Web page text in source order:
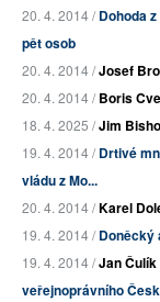
20. 4. 2014 /Dohoda
pět osob
20. 4. 2014 /Josef
20. 4. 2014 /Boris
18. 4. 2025 /Jim
19. 4. 2014 /Drtivé
vládu z Mo...
20. 4. 2014 /Karel
19. 4. 2014 /Doněcký
19. 4. 2014 /Jan Čulík
veřejnoprávního